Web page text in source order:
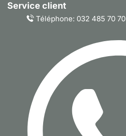
Service client
Téléphone: 032 485 70 70